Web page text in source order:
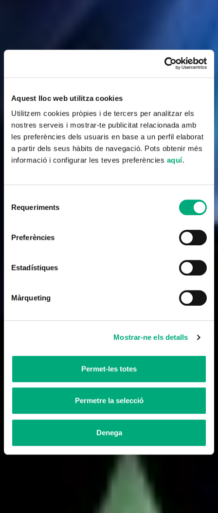
Aquest lloc web utilitza cookies
Utilitzem cookies pròpies i de tercers per analitzar els
nostres serveis i mostrar-te publicitat relacionada amb
les preferències dels usuaris en base a un perfil elaborat
a partir dels seus hàbits de navegació. Pots obtenir més
informació i configurar les teves preferències aquí.
Requeriments
Preferències
Estadístiques
Màrqueting
Mostrar-ne els detalls
Permet-les totes
Permetre la selecció
Denega
Theater
La dona del 600 (The woman of the
600)